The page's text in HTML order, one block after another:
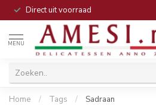
Direct uit voorraad
MENU
Home / Tags / Sadraan